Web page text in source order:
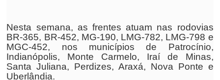
Nesta semana, as frentes atuam nas rodovias
BR-365, BR-452, MG-190, LMG-782, LMG-798 e
MGC-452, nos municípios de Patrocínio,
Indianópolis, Monte Carmelo, Iraí de Minas,
Santa Juliana, Perdizes, Araxá, Nova Ponte e
Uberlândia.